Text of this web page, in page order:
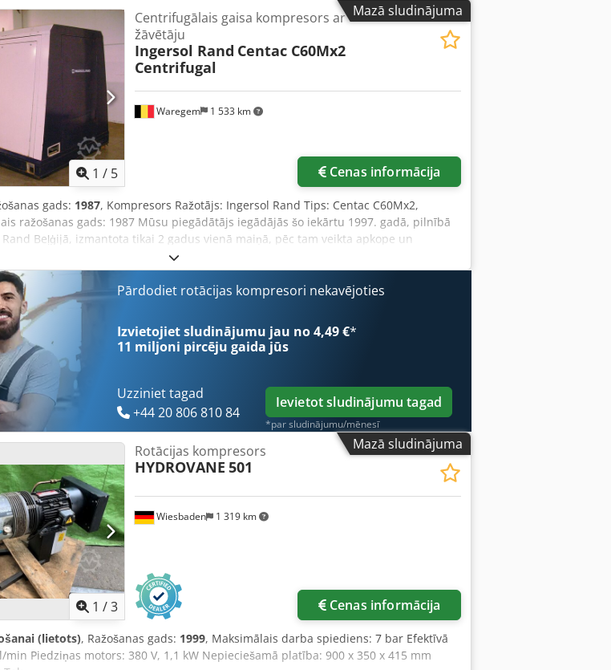
Mazā sludinājuma
1 / 5
Waregem 1 533 km
Centrifugālais gaisa kompresors ar
žāvētāju
Ingersol Rand Centac C60Mx2
Centrifugal
Cenas informācija
gads: 1987, Kompresors Ražotājs: Ingersol Rand Tips: Centac C60Mx2,
ražošanas gads: 1987 Mūsu piegādātājs iegādājās šo iekārtu 1997. gadā, pilnībā
Beļģijā, izmantota tikai 2 gadus vienā maiņā, pēc tam veikta apkope un
Picanol demonstrācijas projekts Beļģijā. Zemāk redzamās bildes atspoguļo
Iepakojumā iekļauts Hiross MDA65 gaisa žāvētājs. Ieplūdes spiediens: 98 kPa
15 °C Relatīvais mitrums: 60% Piegādātā jauda: 61 m³/min Izplūdes spiediens: 800
temperatūra: 15 °C Dzesēšanas ūdens plūsma: 450 l/min Djdpfx Aoy Spnueg Tjck
ātrums: 2970 apgr./min Motora jauda: 430 kW
Pārdodiet rotācijas kompresori nekavējoties
Izvietojiet sludinājumu jau no 4,49 €*
11 miljoni pircēju gaida jūs
Uzziniet tagad
+44 20 806 810 84
Ievietot sludinājumu tagad
*par sludinājumu/mēnesī
Mazā sludinājuma
1 /3
Wiesbaden 1 319 km
Rotācijas kompresors
HYDROVANE 501
Cenas informācija
(lietots), Ražošanas gads: 1999, Maksimālais darba spiediens: 7 bar Efektīvā
Piedziņas motors: 380 V, 1,1 kW Nepieciešamā platība: 900 x 350 x 415 mm